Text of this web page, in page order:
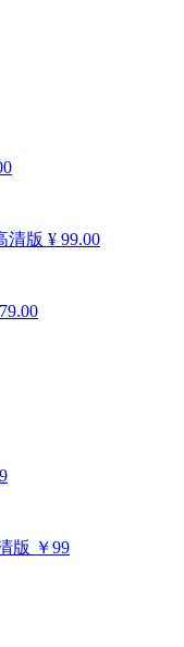
清版 ¥ 99.00
版 ￥99